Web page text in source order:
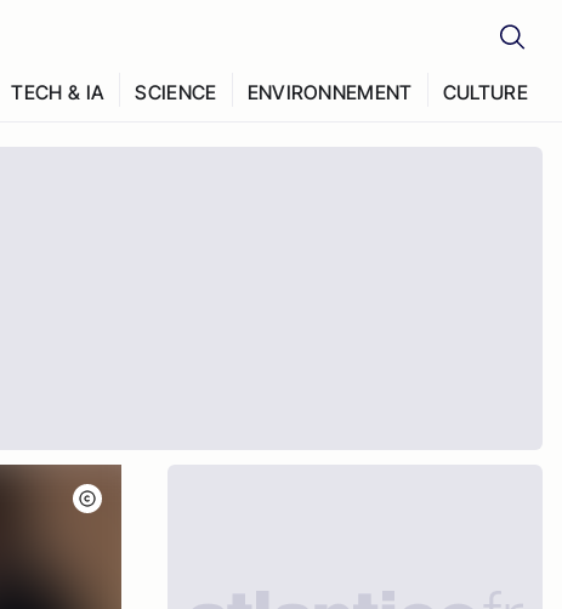
TECH & IA SCIENCE ENVIRONNEMENT CULTURE